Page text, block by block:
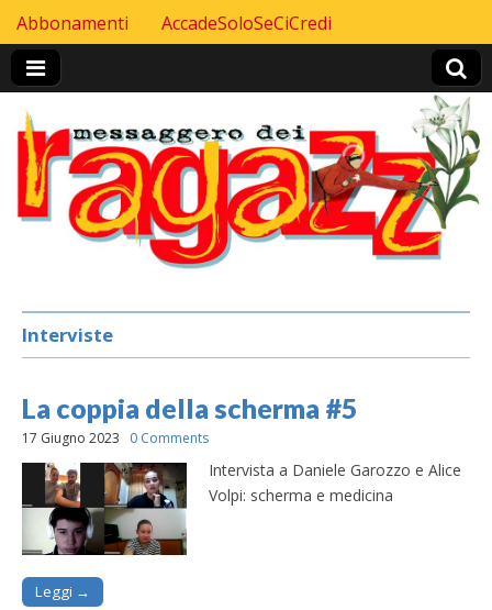
Header Top menu
Skip to content
Abbonamenti AccadeSoloSeCiCredi
Interviste
La coppia della scherma #5
17 Giugno 2023 0 Comments
Intervista a Daniele Garozzo e Alice
Volpi: scherma e medicina
Leggi →